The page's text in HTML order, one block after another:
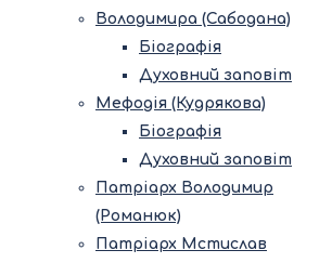
Володимира (Сабодана)
Біографія
Духовний заповіт
Мефодія (Кудрякова)
Біографія
Духовний заповіт
Патріарх Володимир
(Романюк)
Патріарх Мстислав